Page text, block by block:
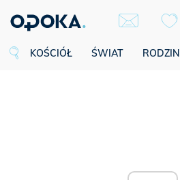
KOŚCIÓŁ ŚWIAT